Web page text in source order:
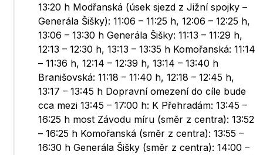
13:20 h Modřanská (úsek sjezd z Jižní spojky –
Generála Šišky): 11:06 – 11:25 h, 12:06 – 12:25 h,
13:06 – 13:30 h Generála Šišky: 11:13 – 11:29 h,
12:13 – 12:30 h, 13:13 – 13:35 h Komořanská: 11:14
– 11:36 h, 12:14 – 12:39 h, 13:14 – 13:40 h
Branišovská: 11:18 – 11:40 h, 12:18 – 12:45 h,
13:17 – 13:45 h Dopravní omezení do cíle bude
cca mezi 13:45 – 17:00 h: K Přehradám: 13:45 –
16:25 h most Závodu míru (směr z centra): 13:52
– 16:25 h Komořanská (směr z centra): 13:55 –
16:30 h Generála Šišky (směr z centra): 14:00 –